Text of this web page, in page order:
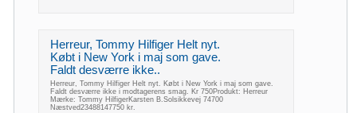
Herreur, Tommy Hilfiger Helt nyt.
Købt i New York i maj som gave.
Faldt desværre ikke..
Herreur, Tommy Hilfiger Helt nyt. Købt i New York i maj som gave.
Faldt desværre ikke i modtagerens smag. Kr 750Produkt: Herreur
Mærke: Tommy HilfigerKarsten B.Solsikkevej 74700
Næstved23488147750 kr.